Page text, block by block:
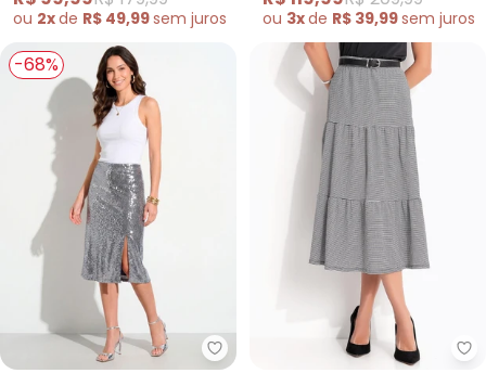
ou 2xde R$ 49,99sem juros ou 3xde R$ 39,99sem juros
-68%
Quintess - Saia em Paetê